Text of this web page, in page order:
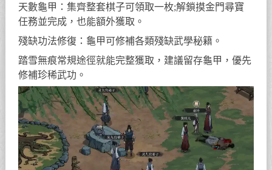
天數龜甲：集齊整套棋子可領取一枚;解鎖摸金門尋寶
任務並完成，也能額外獲取。
殘缺功法修復：龜甲可修補各類殘缺武學秘籍。
踏雪無痕常規途徑就能完整獲取，建議留存龜甲，優先
修補珍稀武功。